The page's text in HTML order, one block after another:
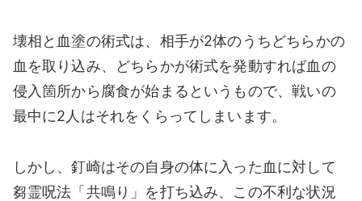
壊相と血塗の術式は、相手が2体のうちどちらかの
血を取り込み、どちらかが術式を発動すれば血の
侵入箇所から腐食が始まるというもので、戦いの
最中に2人はそれをくらってしまいます。
しかし、釘崎はその自身の体に入った血に対して
芻霊呪法「共鳴り」を打ち込み、この不利な状況